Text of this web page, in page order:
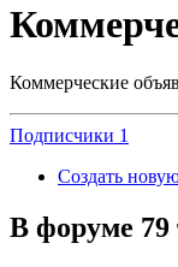
Коммерческие
Подписчики 1
Создать
В форуме 79